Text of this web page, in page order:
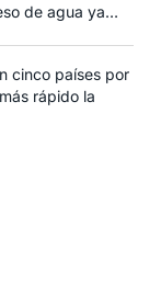
de agua ya
cinco países por
rápido la